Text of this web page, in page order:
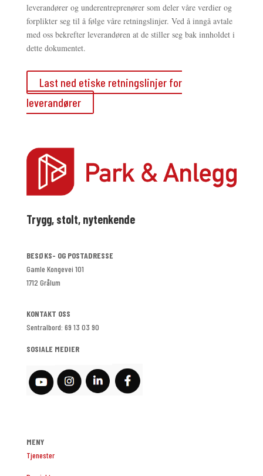
leverandører og underentreprenører som deler våre verdier og
forplikter seg til å følge våre retningslinjer. Ved å inngå avtale
med oss bekrefter leverandøren at de stiller seg bak innholdet i
dette dokumentet.
Last ned etiske retningslinjer for
leverandører
Trygg, stolt, nytenkende
BESØKS- OG POSTADRESSE
Gamle Kongevei 101
1712 Grålum
KONTAKT OSS
Sentralbord: 69 13 03 90
SOSIALE MEDIER
MENY
Tjenester